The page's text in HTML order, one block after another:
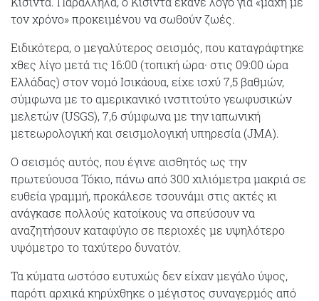
τον χρόνο» προκειμένου να σωθούν ζωές.
Ειδικότερα, ο μεγαλύτερος σεισμός, που καταγράφτηκε
χθες λίγο μετά τις 16:00 (τοπική ώρα· στις 09:00 ώρα
Ελλάδας) στον νομό Ισικάουα, είχε ισχύ 7,5 βαθμών,
σύμφωνα με το αμερικανικό ινστιτούτο γεωφυσικών
μελετών (USGS), 7,6 σύμφωνα με την ιαπωνική
μετεωρολογική και σεισμολογική υπηρεσία (JMA).
Ο σεισμός αυτός, που έγινε αισθητός ως την
πρωτεύουσα Τόκιο, πάνω από 300 χιλιόμετρα μακριά σε
ευθεία γραμμή, προκάλεσε τσουνάμι στις ακτές κι
ανάγκασε πολλούς κατοίκους να σπεύσουν να
αναζητήσουν καταφύγιο σε περιοχές με υψηλότερο
υψόμετρο το ταχύτερο δυνατόν.
Τα κύματα ωστόσο ευτυχώς δεν είχαν μεγάλο ύψος,
παρότι αρχικά κηρύχθηκε ο μέγιστος συναγερμός από